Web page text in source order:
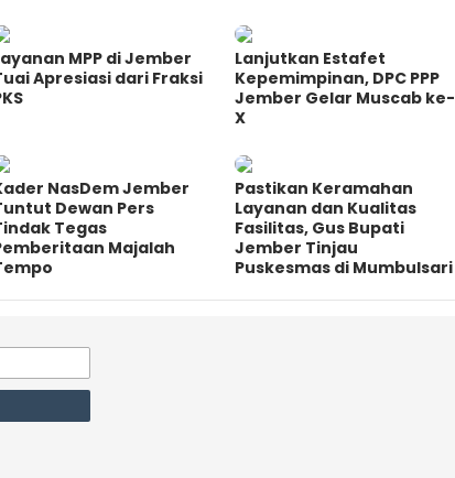
MPP di Jember
Apresiasi dari Fraksi
Lanjutkan Estafet
Kepemimpinan, DPC PPP
Jember Gelar Muscab ke-
X
NasDem Jember
Dewan Pers
Tegas
Majalah
Pastikan Keramahan
Layanan dan Kualitas
Fasilitas, Gus Bupati
Jember Tinjau
Puskesmas di Mumbulsari